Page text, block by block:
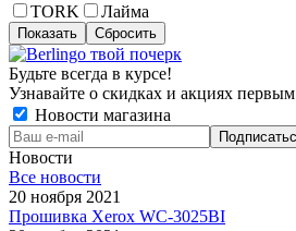
TORK
Лайма
Сбросить
Будьте всегда в курсе!
Узнавайте о скидках и акциях первым
Новости магазина
Новости
Все новости
20 ноября 2021
Прошивка Xerox WC-3025BI